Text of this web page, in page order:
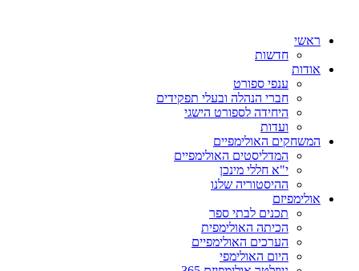
ראשי
חדשות
אודות
ענפי ספורט
חברי הנהלה ובעלי תפקידים
היחידה לספורט הישגי
ועדות
המשחקים האולימפיים
המדליסטים האולימפיים
י"א חללי מינכן
ההיסטוריה שלנו
אולימפיזם
תכנים לבתי ספר
הכיתה האולימפית
הערכים האולימפיים
היום האולימפי